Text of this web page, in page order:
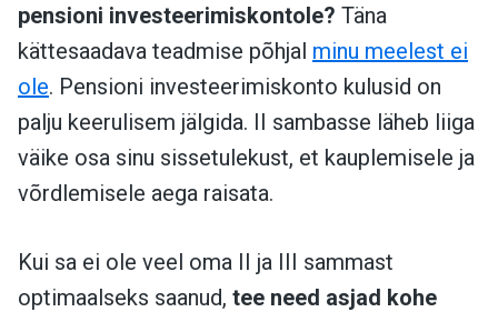
pensioni investeerimiskontole? Täna
kättesaadava teadmise põhjal minu meelest ei
ole. Pensioni investeerimiskonto kulusid on
palju keerulisem jälgida. II sambasse läheb liiga
väike osa sinu sissetulekust, et kauplemisele ja
võrdlemisele aega raisata.
Kui sa ei ole veel oma II ja III sammast
optimaalseks saanud, tee need asjad kohe